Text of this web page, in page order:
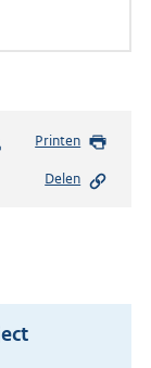
Printen
Delen